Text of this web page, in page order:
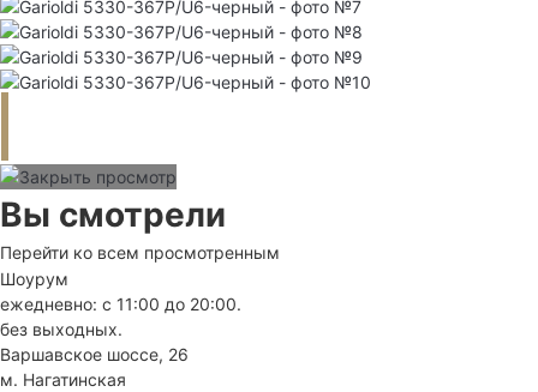
Вы смотрели
Перейти ко всем просмотренным
Шоурум
ежедневно: с 11:00 до 20:00.
без выходных.
Варшавское шоссе, 26
м. Нагатинская